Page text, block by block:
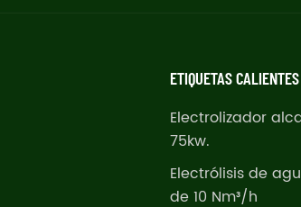
ETIQUETAS CALIENTES
Electrolizador
75kw.
Electrólisis de
de 10 Nm³/h